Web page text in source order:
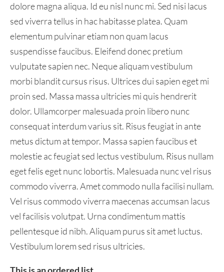
dolore magna aliqua. Id eu nisl nunc mi. Sed nisi lacus
sed viverra tellus in hac habitasse platea. Quam
elementum pulvinar etiam non quam lacus
suspendisse faucibus. Eleifend donec pretium
vulputate sapien nec. Neque aliquam vestibulum
morbi blandit cursus risus. Ultrices dui sapien eget mi
proin sed. Massa massa ultricies mi quis hendrerit
dolor. Ullamcorper malesuada proin libero nunc
consequat interdum varius sit. Risus feugiat in ante
metus dictum at tempor. Massa sapien faucibus et
molestie ac feugiat sed lectus vestibulum. Risus nullam
eget felis eget nunc lobortis. Malesuada nunc vel risus
commodo viverra. Amet commodo nulla facilisi nullam.
Vel risus commodo viverra maecenas accumsan lacus
vel facilisis volutpat. Urna condimentum mattis
pellentesque id nibh. Aliquam purus sit amet luctus.
Vestibulum lorem sed risus ultricies.